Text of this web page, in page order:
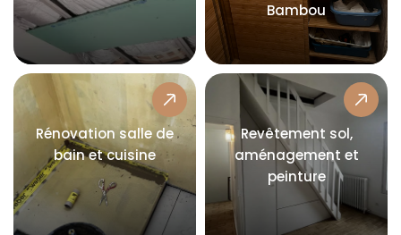
Bambou
Rénovation salle de
bain et cuisine
Revêtement sol,
aménagement et
peinture